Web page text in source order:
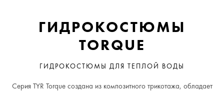
ГИДРОКОСТЮМЫ
TORQUE
ГИДРОКОСТЮМЫ ДЛЯ ТЕПЛОЙ ВОДЫ
Серия TYR Torque создана из композитного трикотажа, обладает